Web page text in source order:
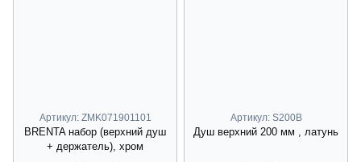
Артикул: ZMK071901101
BRENTA набор (верхний душ
+ держатель), хром
Артикул: S200B
Душ верхний 200 мм , латунь